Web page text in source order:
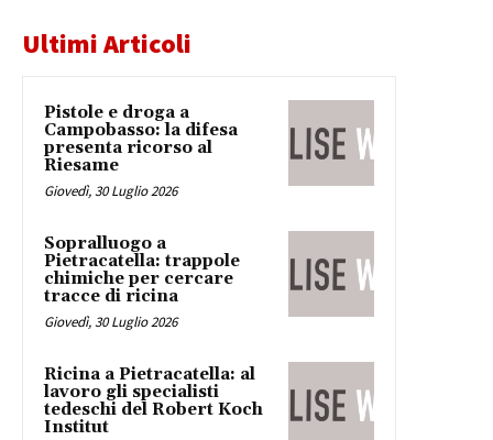
Ultimi Articoli
Pistole e droga a
Campobasso: la difesa
presenta ricorso al
Riesame
Giovedì, 30 Luglio 2026
Sopralluogo a
Pietracatella: trappole
chimiche per cercare
tracce di ricina
Giovedì, 30 Luglio 2026
Ricina a Pietracatella: al
lavoro gli specialisti
tedeschi del Robert Koch
Institut